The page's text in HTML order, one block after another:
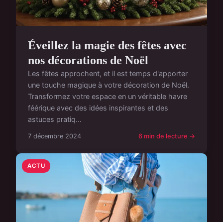
Éveillez la magie des fêtes avec
nos décorations de Noël
Les fêtes approchent, et il est temps d'apporter
une touche magique à votre décoration de Noël.
Transformez votre espace en un véritable havre
féérique avec des idées inspirantes et des
astuces pratiq...
7 décembre 2024 6 min de lecture →
ACTU